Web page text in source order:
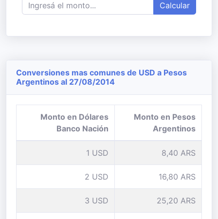
Calcular
Conversiones mas comunes de USD a Pesos
Argentinos al 27/08/2014
Monto en Dólares
Banco Nación
Monto en Pesos
Argentinos
1 USD 8,40 ARS
2 USD 16,80 ARS
3 USD 25,20 ARS